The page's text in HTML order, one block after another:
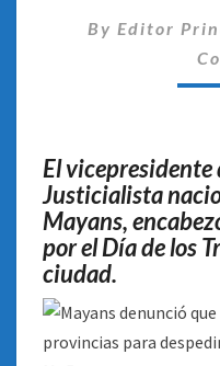
By Editor
El
Justicialista
Mayans,
por el Día de los
ciudad.